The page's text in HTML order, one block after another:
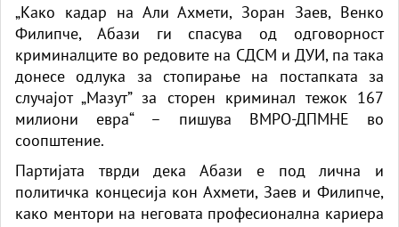
„Како кадар на Али Ахмети, Зоран Заев, Венко
Филипче, Абази ги спасува од одговорност
криминалците во редовите на СДСМ и ДУИ, па така
донесе одлука за стопирање на постапката за
случајот „Мазут” за сторен криминал тежок 167
милиони евра“ – пишува ВМРО-ДПМНЕ во
соопштение.
Партијата тврди дека Абази е под лична и
политичка концесија кон Ахмети, Заев и Филипче,
како ментори на неговата професионална кариера